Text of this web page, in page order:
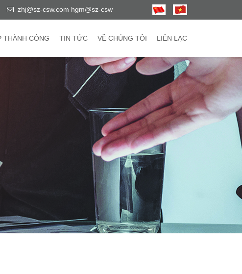
zhj@sz-csw.com hgm@sz-csw
CÔNG TIN TỨC VỀ CHÚNG TÔI LIÊN LẠC